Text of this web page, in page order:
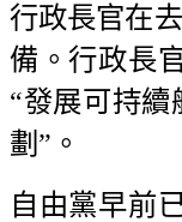
行政長官在
備。行政長
“發展可持
劃”。
自由黨早前